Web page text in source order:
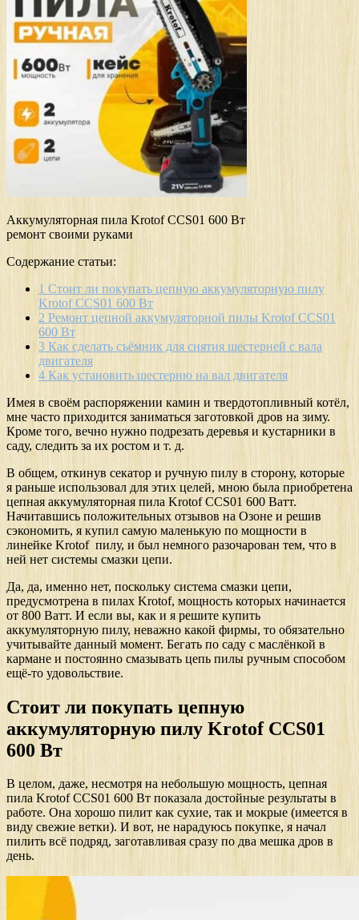
Аккумуляторная пила Krotof CCS01 600 Вт
ремонт своими руками
Содержание статьи:
1 Стоит ли покупать цепную аккумуляторную пилу
Krotof CCS01 600 Вт
2 Ремонт цепной аккумуляторной пилы Krotof CCS01
600 Вт
3 Как сделать съёмник для снятия шестерней с вала
двигателя
4 Как установить шестерню на вал двигателя
Имея в своём распоряжении камин и твердотопливный котёл,
мне часто приходится заниматься заготовкой дров на зиму.
Кроме того, вечно нужно подрезать деревья и кустарники в
саду, следить за их ростом и т. д.
В общем, откинув секатор и ручную пилу в сторону, которые
я раньше использовал для этих целей, мною была приобретена
цепная аккумуляторная пила Krotof CCS01 600 Ватт.
Начитавшись положительных отзывов на Озоне и решив
сэкономить, я купил самую маленькую по мощности в
линейке Krotof пилу, и был немного разочарован тем, что в
ней нет системы смазки цепи.
Да, да, именно нет, поскольку система смазки цепи,
предусмотрена в пилах Krotof, мощность которых начинается
от 800 Ватт. И если вы, как и я решите купить
аккумуляторную пилу, неважно какой фирмы, то обязательно
учитывайте данный момент. Бегать по саду с маслёнкой в
кармане и постоянно смазывать цепь пилы ручным способом
ещё-то удовольствие.
Стоит ли покупать цепную
аккумуляторную пилу Krotof CCS01
600 Вт
В целом, даже, несмотря на небольшую мощность, цепная
пила Krotof CCS01 600 Вт показала достойные результаты в
работе. Она хорошо пилит как сухие, так и мокрые (имеется в
виду свежие ветки). И вот, не нарадуюсь покупке, я начал
пилить всё подряд, заготавливая сразу по два мешка дров в
день.